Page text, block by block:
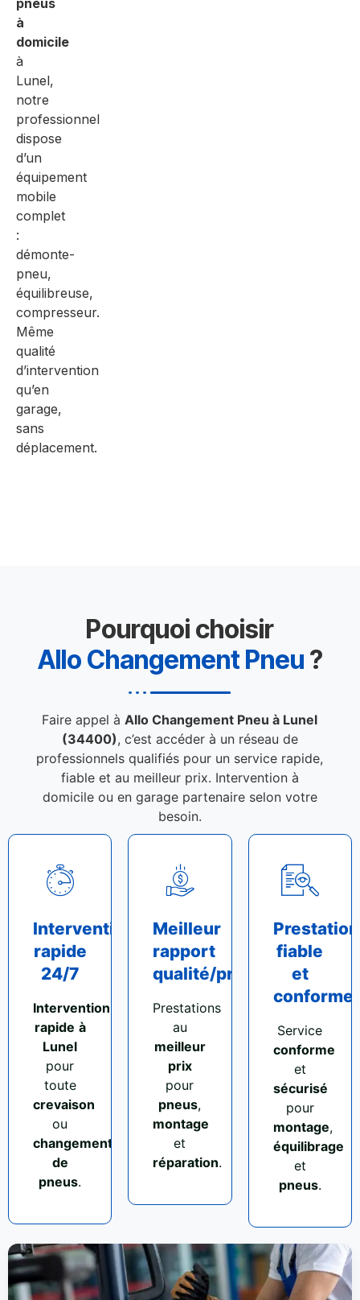
pneus
à
domicile
à
Lunel,
notre
professionnel
dispose
d’un
équipement
mobile
complet
:
démonte-
pneu,
équilibreuse,
compresseur.
Même
qualité
d’intervention
qu’en
garage,
sans
déplacement.
Pourquoi choisir
Allo Changement Pneu ?
Faire appel àAllo Changement Pneu à Lunel
(34400), c’est accéder à un réseau de
professionnels qualifiés pour un service rapide,
fiable et au meilleur prix. Intervention à
domicile ou en garage partenaire selon votre
besoin.
Intervention
rapide
24/7
Intervention
rapide à
Lunel
pour
toute
crevaison
ou
changement
de
pneus.
Meilleur
rapport
qualité/prix
Prestations
au
meilleur
prix
pour
pneus,
montage
et
réparation.
Prestation
fiable
et
conforme
Service
conforme
et
sécurisé
pour
montage,
équilibrage
et
pneus.